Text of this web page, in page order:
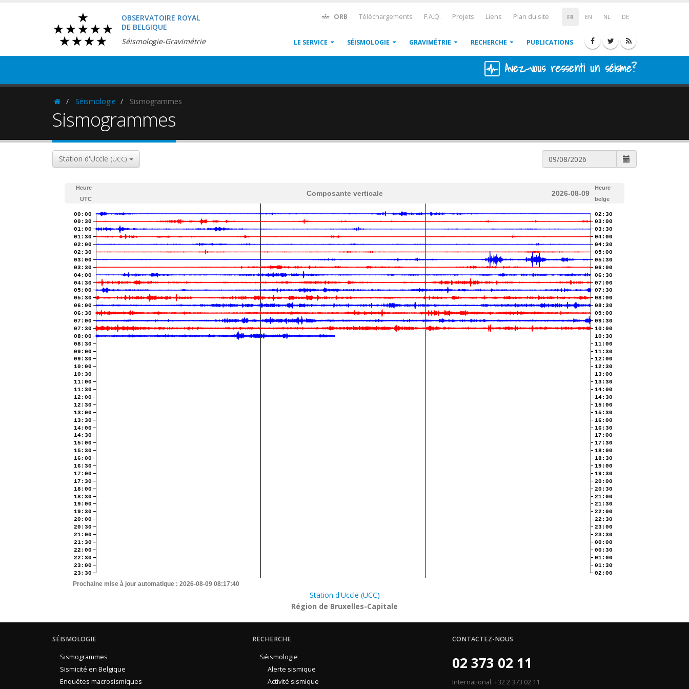
OBSERVATOIRE ROYAL
DE BELGIQUE
Séismologie-Gravimétrie
FR EN NL DE
ORB Téléchargements F.A.Q. Projets Liens Plan du site
LE SERVICE SÉISMOLOGIE GRAVIMÉTRIE RECHERCHE PUBLICATIONS
Avez-vous ressenti un séisme?
HomepageSéismologie Sismogrammes
Sismogrammes
Station d'Uccle (UCC)
Heure
UTC
Composante verticale 2026-08-09
Heure
belge
00:00
00:30
01:00
01:30
02:00
02:30
03:00
03:30
04:00
04:30
05:00
05:30
06:00
06:30
07:00
07:30
08:00
08:30
09:00
09:30
10:00
10:30
11:00
11:30
12:00
12:30
13:00
13:30
14:00
14:30
15:00
15:30
16:00
16:30
17:00
17:30
18:00
18:30
19:00
19:30
20:00
20:30
21:00
21:30
22:00
22:30
23:00
23:30
02:30
03:00
03:30
04:00
04:30
05:00
05:30
06:00
06:30
07:00
07:30
08:00
08:30
09:00
09:30
10:00
10:30
11:00
11:30
12:00
12:30
13:00
13:30
14:00
14:30
15:00
15:30
16:00
16:30
17:00
17:30
18:00
18:30
19:00
19:30
20:00
20:30
21:00
21:30
22:00
22:30
23:00
23:30
00:00
00:30
01:00
01:30
02:00
Prochaine mise à jour automatique : 2026-08-09 08:17:40
Station d'Uccle (UCC)
Région de Bruxelles-Capitale
SÉISMOLOGIE
Sismogrammes
Sismicité en Belgique
Enquêtes macrosismiques
RECHERCHE
Séismologie
Alerte sismique
Activité sismique
CONTACTEZ-NOUS
02 373 02 11
International: +32 2 373 02 11